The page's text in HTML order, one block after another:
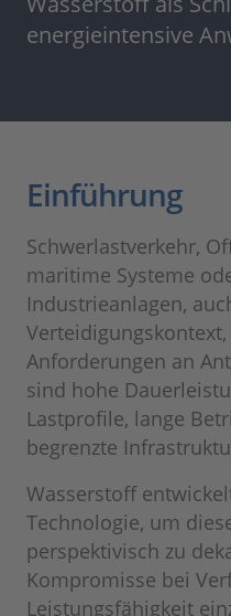
energieintensive
Einführung
Schwerlastverkehr,
maritime Systeme
Industrieanlagen,
Anforderungen an
sind hohe
Lastprofile, lange
begrenzte
Wasserstoff
Technologie, um
perspektivisch zu
Kompromisse bei
Leistungsfähigkeit